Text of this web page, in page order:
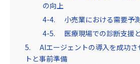
の向上
小売業における需要予
医療現場での診断支援
AIエージェントの導入を成功
トと事前準備